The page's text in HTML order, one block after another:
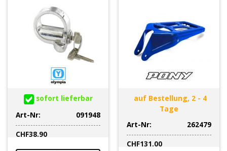
sofort lieferbar
Art-Nr:
091948
CHF38.90
auf Bestellung, 2 - 4
Tage
Art-Nr:
262479
CHF131.00